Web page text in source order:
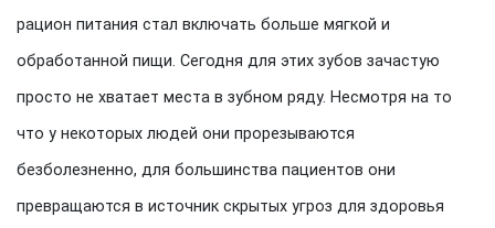
рацион питания стал включать больше мягкой и
обработанной пищи. Сегодня для этих зубов зачастую
просто не хватает места в зубном ряду. Несмотря на то
что у некоторых людей они прорезываются
безболезненно, для большинства пациентов они
превращаются в источник скрытых угроз для здоровья